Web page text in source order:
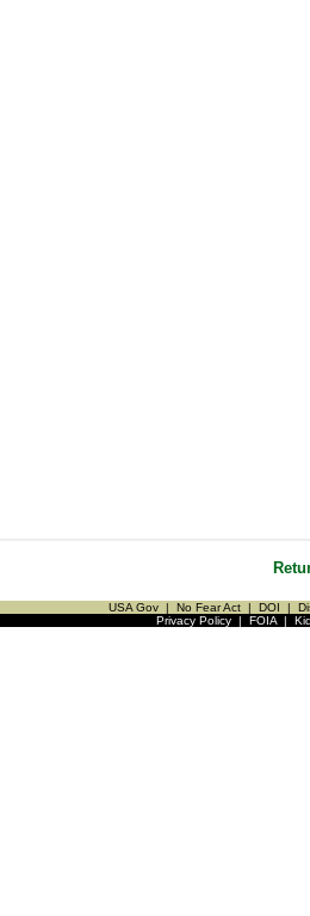
USA Gov | No Fear Act | DOI |
Privacy Policy| FOIA|